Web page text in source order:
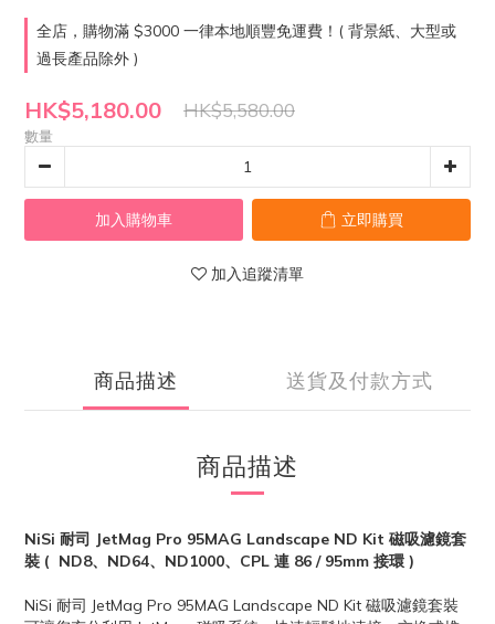
全店，購物滿 $3000 一律本地順豐免運費！( 背景紙、大型或
過長產品除外 )
HK$5,180.00 HK$5,580.00
數量
加入購物車 立即購買
加入追蹤清單
商品描述 送貨及付款方式
商品描述
NiSi 耐司 JetMag Pro 95MAG Landscape ND Kit 磁吸濾鏡套
裝 ( ND8、ND64、ND1000、CPL 連 86 / 95mm 接環 )
NiSi 耐司 JetMag Pro 95MAG Landscape ND Kit 磁吸濾鏡套裝